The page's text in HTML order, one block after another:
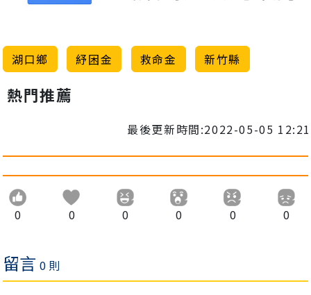
湖口鄉 紓困金 救命金 新竹縣
熱門推薦
最後更新時間:2022-05-05 12:21
0 0 0 0 0 0